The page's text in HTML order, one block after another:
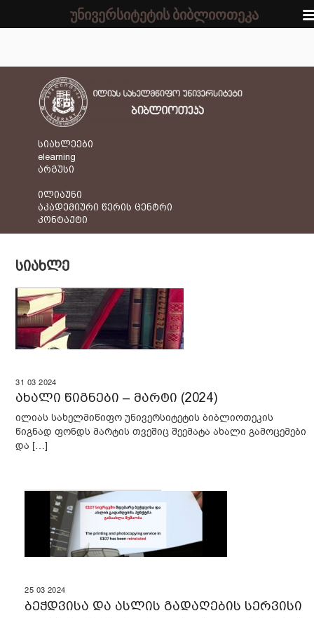
სიახლეები
elearning
არგუსი
ილიაუნი
აკადემიური წერის ცენტრი
კონტაქტი
ᲡᲘᲐᲮᲚᲔ
31 03 2024
ახალი წიგნები – მარტი (2024)
ილიას სახელმიწიფო უნივერსიტეტის ბიბლიოთეკის
წიგნად ფონდს მარტის თვეშიც შეემატა ახალი გამოცემები
და […]
25 03 2024
ბეჭდვისა და ასლის გადაღების სერვისი
უნივერსიტეტის ბიბლიოთეკა